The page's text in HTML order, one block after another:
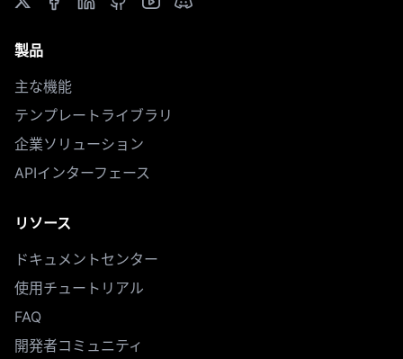
製品
主な機能
テンプレートライブラリ
企業ソリューション
APIインターフェース
リソース
ドキュメントセンター
使用チュートリアル
FAQ
開発者コミュニティ